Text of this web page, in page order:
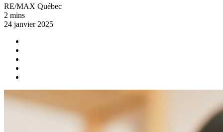
RE/MAX Québec
2 mins
24 janvier 2025